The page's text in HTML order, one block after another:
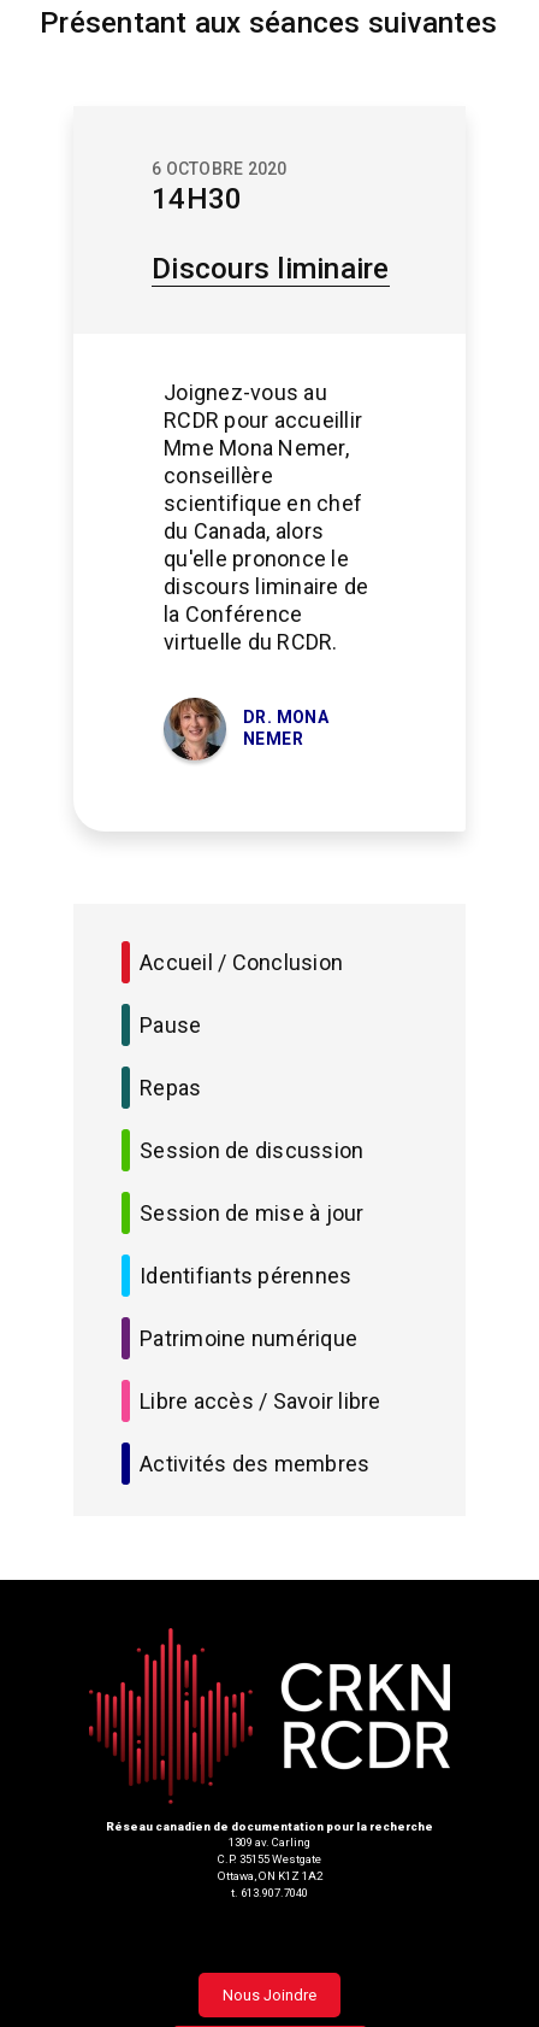
Présentant aux séances suivantes
6 OCTOBRE 2020
14H30
Discours liminaire
Joignez-vous au
RCDR pour accueillir
Mme Mona Nemer,
conseillère
scientifique en chef
du Canada, alors
qu'elle prononce le
discours liminaire de
la Conférence
virtuelle du RCDR.
DR. MONA
NEMER
Accueil / Conclusion
Pause
Repas
Session de discussion
Session de mise à jour
Identifiants pérennes
Patrimoine numérique
Libre accès / Savoir libre
Activités des membres
Réseau canadien de documentation pour la recherche
1309 av. Carling
C.P. 35155 Westgate
Ottawa, ON K1Z 1A2
t. 613.907.7040
FooterNous Joindre